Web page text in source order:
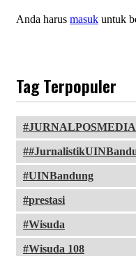
Anda harus masuk untuk
Tag Terpopuler
JURNALPOSMEDIA
UINBandung
prestasi
Wisuda
Wisuda 108